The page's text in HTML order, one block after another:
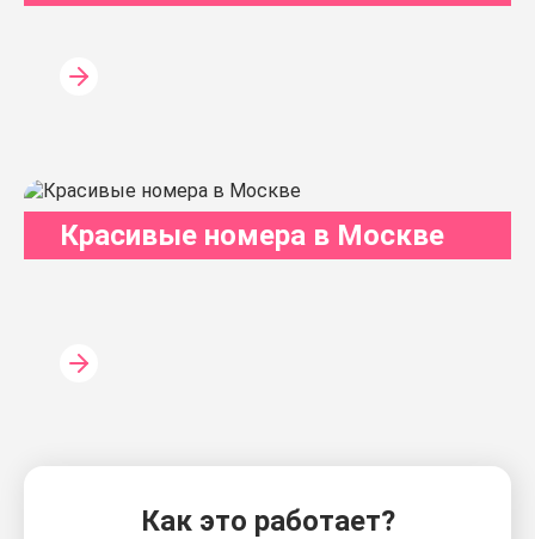
Красивые номера в Москве
Как это работает?